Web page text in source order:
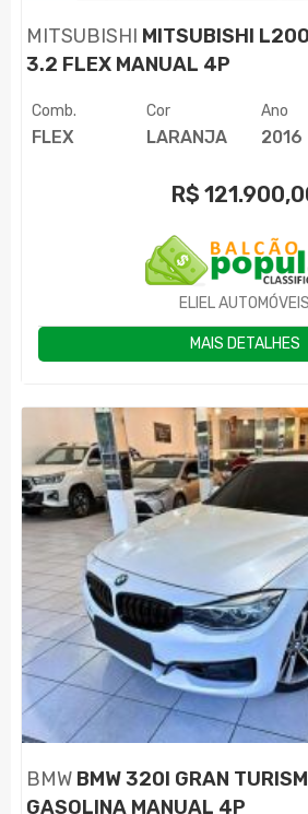
MITSUBISHI MITSUBISHI
3.2 FLEX MANUAL 4P
Comb.
FLEX
Cor
LARANJA
Ano
2016
R$
ELIEL AUTOMÓVEIS
MAIS DETALHES
BMW BMW 320I GRAN
GASOLINA MANUAL 4P